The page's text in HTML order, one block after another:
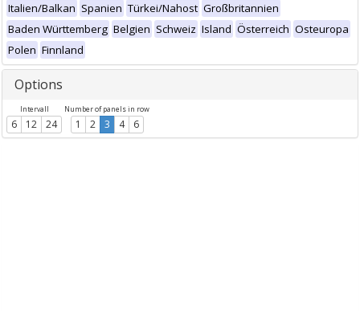
Italien/Balkan Spanien Türkei/Nahost Großbritannien
Baden Württemberg Belgien Schweiz Island Österreich Osteuropa
Polen Finnland
Options
Intervall
6 12 24
Number of panels in row
1 2 3 4 6